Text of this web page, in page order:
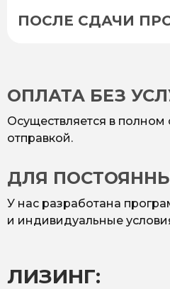
ПОСЛЕ СДАЧИ
ОПЛАТА БЕЗ
Осуществляется в
отправкой.
ДЛЯ
У нас разработана
и индивидуальные
ЛИЗИНГ: